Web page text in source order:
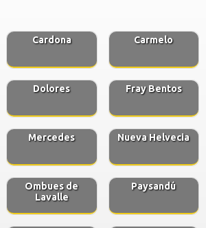
Cardona Carmelo
Dolores Fray Bentos
Mercedes Nueva Helvecia
Ombues de
Lavalle
Paysandú